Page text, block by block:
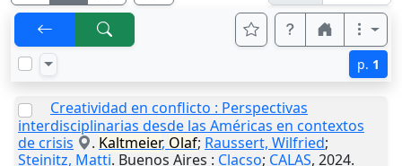
p. 1
Creatividad en conflicto : Perspectivas
interdisciplinarias desde las Américas en contextos
de crisis
. Kaltmeier, Olaf; Raussert, Wilfried;
Steinitz, Matti. Buenos Aires : Clacso; CALAS, 2024.